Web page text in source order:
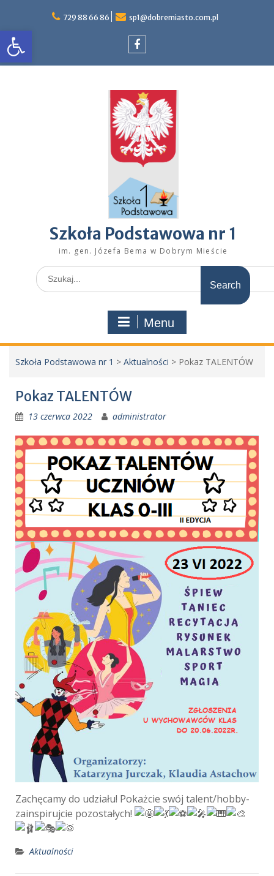
Otwórz pasek narzędzicontent
729 88 66 86 sp1@dobremiasto.com.pl
Szkoła Podstawowa nr 1
im. gen. Józefa Bema w Dobrym Mieście
Search
for:
Menu
Szkoła Podstawowa nr 1 > Aktualności > Pokaz TALENTÓW
Pokaz TALENTÓW
13 czerwca 2022 administrator
Zachęcamy do udziału! Pokażcie swój talent/hobby-
zainspirujcie pozostałych!
Aktualności